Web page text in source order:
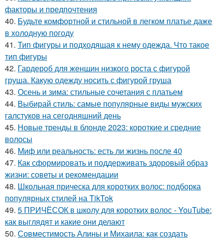
факторы и предпочтения
40. Будьте комфортной и стильной в легком платье даже
в холодную погоду
41. Тип фигуры и подходящая к нему одежда. Что такое
тип фигуры
42. Гардероб для женщин низкого роста с фигурой
груша. Какую одежду носить с фигурой груша
43. Осень и зима: стильные сочетания с платьем
44. Выбирай стиль: самые популярные виды мужских
галстуков на сегодняшний день
45. Новые тренды в блонде 2023: короткие и средние
волосы
46. Миф или реальность: есть ли жизнь после 40
47. Как сформировать и поддерживать здоровый образ
жизни: советы и рекомендации
48. Школьная прическа для коротких волос: подборка
популярных стилей на TikTok
49. 5 ПРИЧЁСОК в школу для коротких волос ‍- YouTube:
как выглядят и какие они делают
50. Совместимость Алины и Михаила: как создать